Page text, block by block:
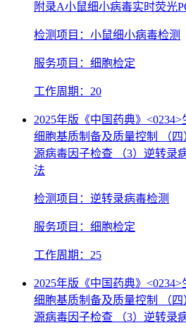
附录A小鼠细小病毒实时荧光
检测项目：小鼠细小病毒检测
服务项目：细胞检定
工作周期：20
2025年版《中国药典》
细胞基质制备及质量控制 （
源病毒因子检查 （3）逆转录
法
检测项目：逆转录病毒检测
服务项目：细胞检定
工作周期：25
2025年版《中国药典》
细胞基质制备及质量控制 （
源病毒因子检查 （3）逆转录